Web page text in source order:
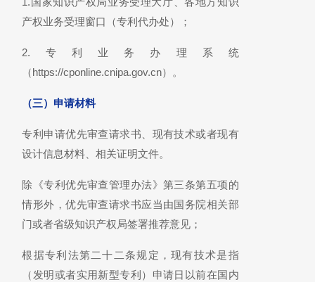
产权业务受理窗口（专利代办处）；
2.专利业务办理系统
（https://cponline.cnipa.gov.cn）。
（三）申请材料
专利申请优先审查请求书、现有技术或者现有
设计信息材料、相关证明文件。
除《专利优先审查管理办法》第三条第五项的
情形外，优先审查请求书应当由国务院相关部
门或者省级知识产权局签署推荐意见；
根据专利法第二十二条规定，现有技术是指
（发明或者实用新型专利）申请日以前在国内